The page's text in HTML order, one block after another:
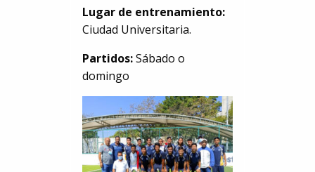
Lugar de entrenamiento:
Ciudad Universitaria.
Partidos:Sábado o
domingo